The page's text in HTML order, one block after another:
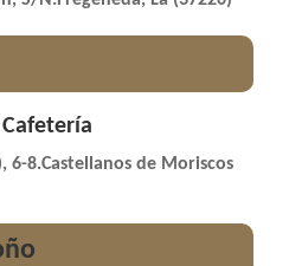
6-8.Castellanos de Moriscos